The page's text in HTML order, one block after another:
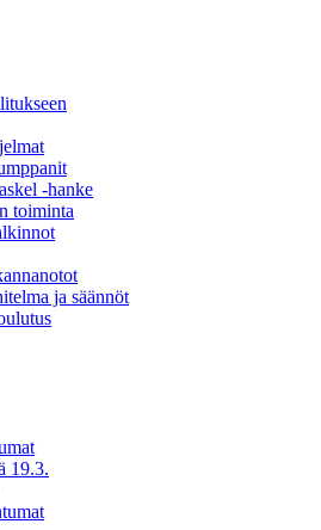
-hanke
toiminta
ja säännöt
19.3.